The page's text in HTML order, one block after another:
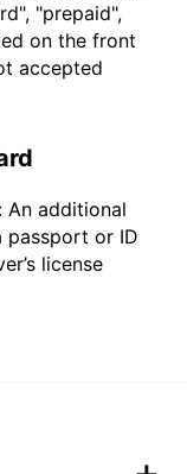
"prepaid",
on the front
accepted
An additional
passport or ID
license